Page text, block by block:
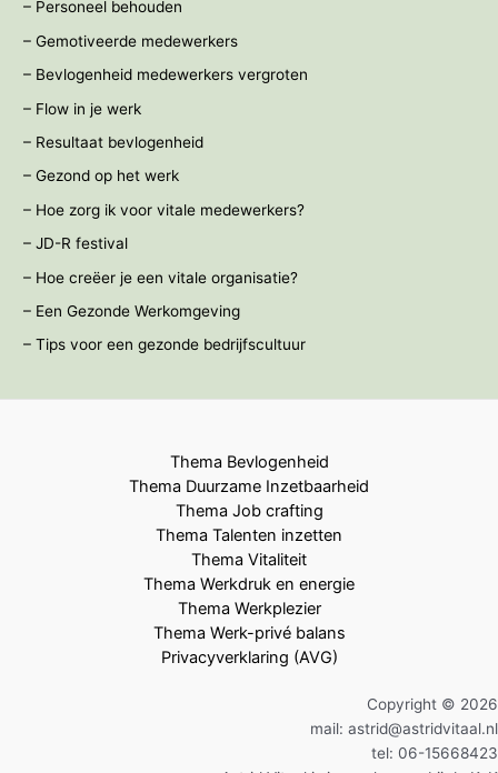
– Personeel behouden
– Gemotiveerde medewerkers
– Bevlogenheid medewerkers vergroten
– Flow in je werk
– Resultaat bevlogenheid
– Gezond op het werk
– Hoe zorg ik voor vitale medewerkers?
– JD-R festival
– Hoe creëer je een vitale organisatie?
– Een Gezonde Werkomgeving
– Tips voor een gezonde bedrijfscultuur
Thema Bevlogenheid
Thema Duurzame Inzetbaarheid
Thema Job crafting
Thema Talenten inzetten
Thema Vitaliteit
Thema Werkdruk en energie
Thema Werkplezier
Thema Werk-privé balans
Privacyverklaring (AVG)
Copyright © 2026
mail: astrid@astridvitaal.nl
tel: 06-15668423